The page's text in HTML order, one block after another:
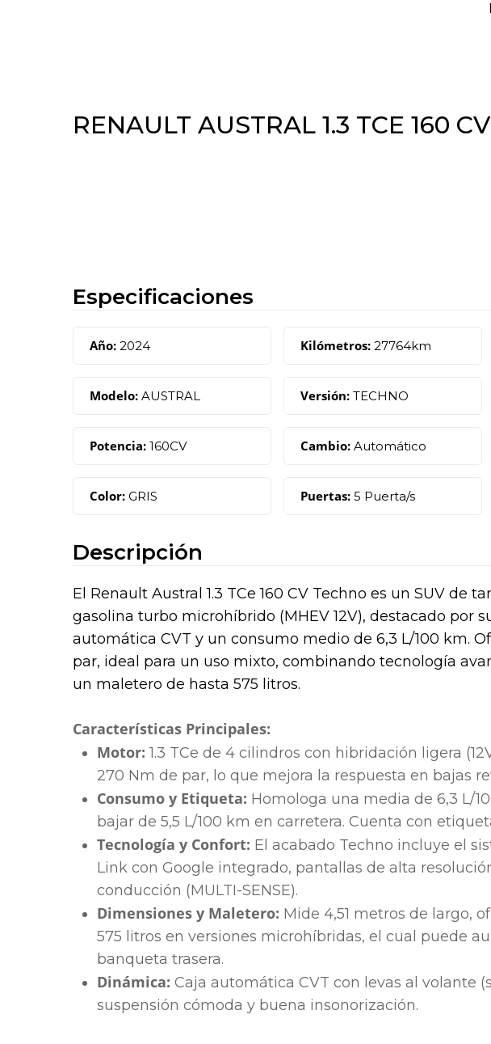
RENAULT AUSTRAL 1.3 TCE 160
Especificaciones
Año: 2024 Kilómetros: 27764km
Modelo: AUSTRAL Versión: TECHNO
Potencia: 160CV Cambio: Automático
Color: GRIS Puertas: 5 Puerta/s
Descripción
El Renault Austral 1.3 TCe 160 CV Techno es un SUV de
gasolina turbo microhíbrido (MHEV 12V), destacado por
automática CVT y un consumo medio de 6,3 L/100 km.
par, ideal para un uso mixto, combinando tecnología
un maletero de hasta 575 litros.
Características Principales:
Motor: 1.3 TCe de 4 cilindros con hibridación ligera
270 Nm de par, lo que mejora la respuesta en bajas
Consumo y Etiqueta: Homologa una media de 6,3 L/
bajar de 5,5 L/100 km en carretera. Cuenta con
Tecnología y Confort: El acabado Techno incluye el
Link con Google integrado, pantallas de alta
conducción (MULTI-SENSE).
Dimensiones y Maletero: Mide 4,51 metros de largo,
575 litros en versiones microhíbridas, el cual puede
banqueta trasera.
Dinámica: Caja automática CVT con levas al volante
suspensión cómoda y buena insonorización.